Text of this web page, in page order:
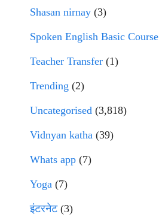
Shasan nirnay (3)
Spoken English Basic Course
Teacher Transfer (1)
Trending (2)
Uncategorised (3,818)
Vidnyan katha (39)
Whats app (7)
Yoga (7)
इंटरनेट(3)